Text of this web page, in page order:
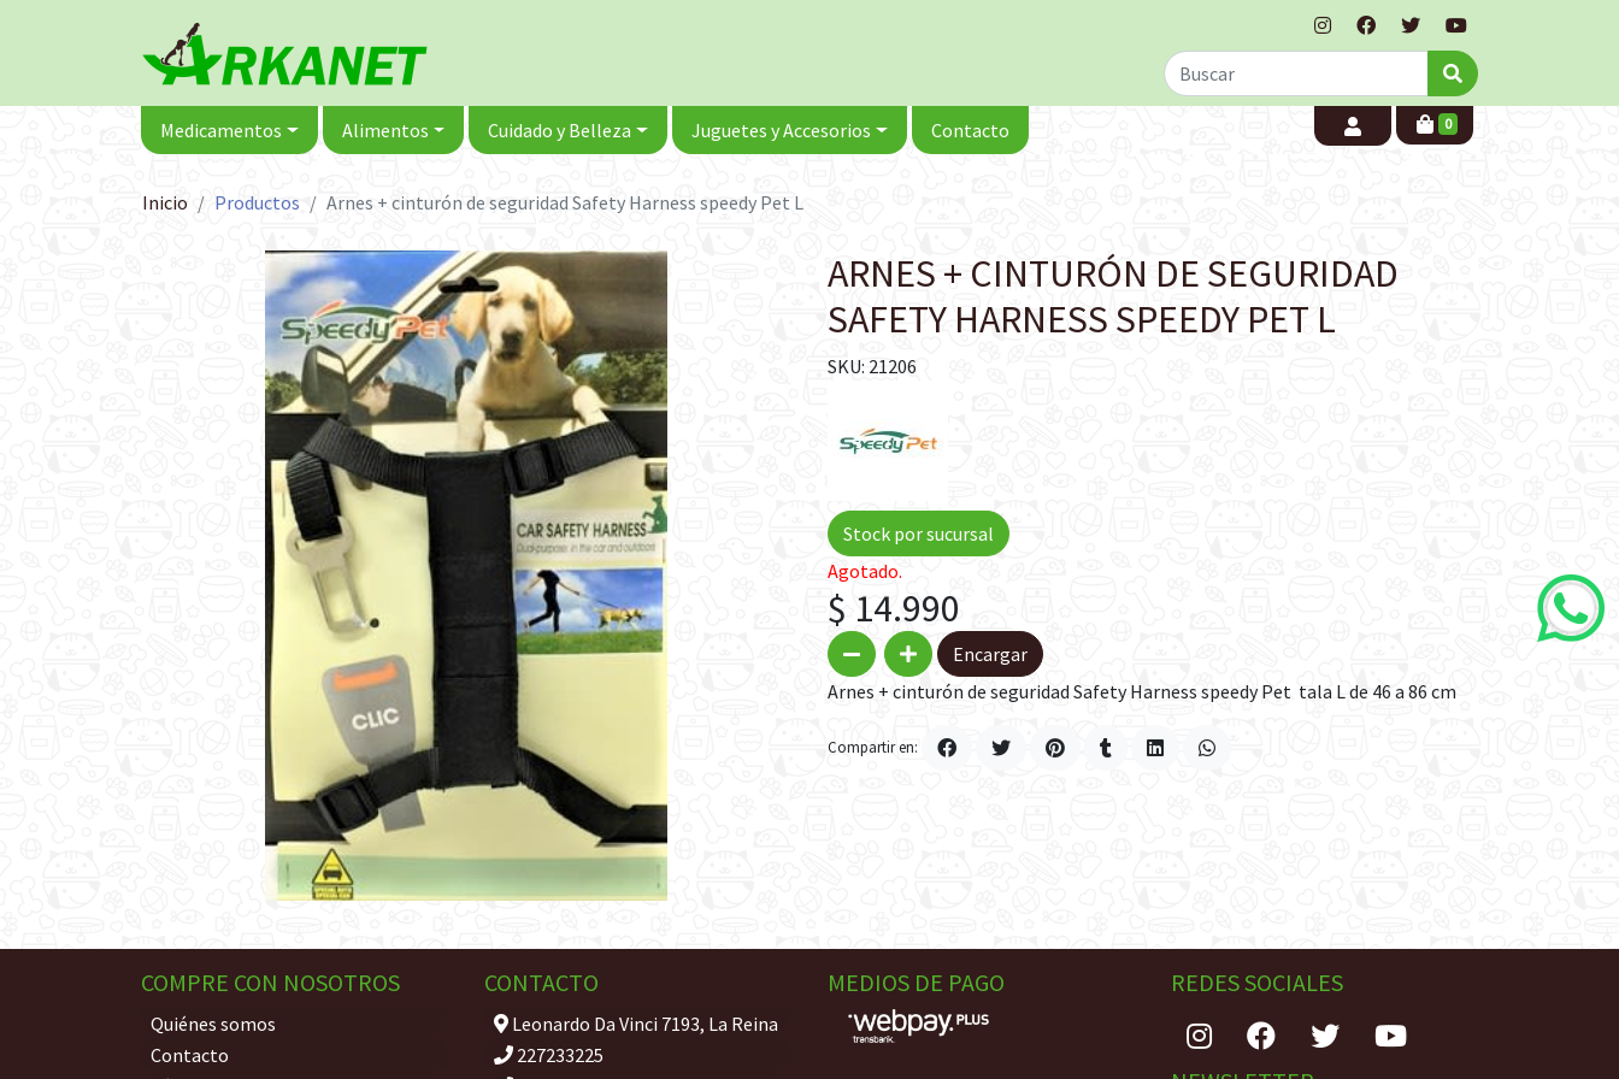
Medicamentos Alimentos Cuidado y Belleza Juguetes y Accesorios Contacto 0
Inicio Productos Arnes + cinturón de seguridad Safety Harness speedy Pet L
ARNES + CINTURÓN DE SEGURIDAD
SAFETY HARNESS SPEEDY PET L
SKU: 21206
Stock por sucursal
Agotado.
$ 14.990
Encargar
Arnes + cinturón de seguridad Safety Harness speedy Pet tala L de 46 a 86 cm
Compartir en:
COMPRE CON NOSOTROS
Quiénes somos
Contacto
CONTACTO
Leonardo Da Vinci 7193, La Reina
227233225
MEDIOS DE PAGO REDES SOCIALES